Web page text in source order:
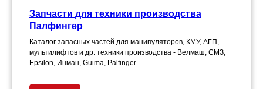
Запчасти для техники производства
Палфингер
Каталог запасных частей для манипуляторов, КМУ, АГП,
мультилифтов и др. техники производства - Велмаш, СМЗ,
Epsilon, Инман, Guima, Palfinger.